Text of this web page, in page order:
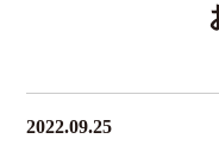
2022.09.25